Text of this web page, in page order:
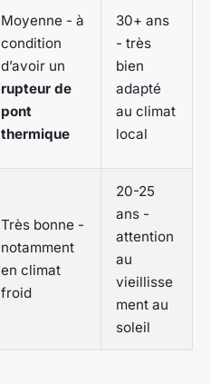
Moyenne - à
condition
d’avoir un
rupteur de
pont
thermique
30+ ans
- très
bien
adapté
au climat
local
Très bonne -
notamment
en climat
froid
20-25
ans -
attention
au
vieillisse
ment au
soleil